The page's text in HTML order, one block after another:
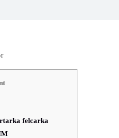
felcarka